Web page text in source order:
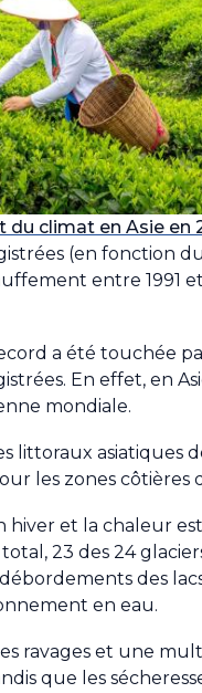
du climat en Asie en
(en fonction
entre 1991
a été touchée
En effet, en
mondiale.
littoraux asiatiques
les zones côtières
et la chaleur
23 des 24
des
en eau.
ravages et une
que les